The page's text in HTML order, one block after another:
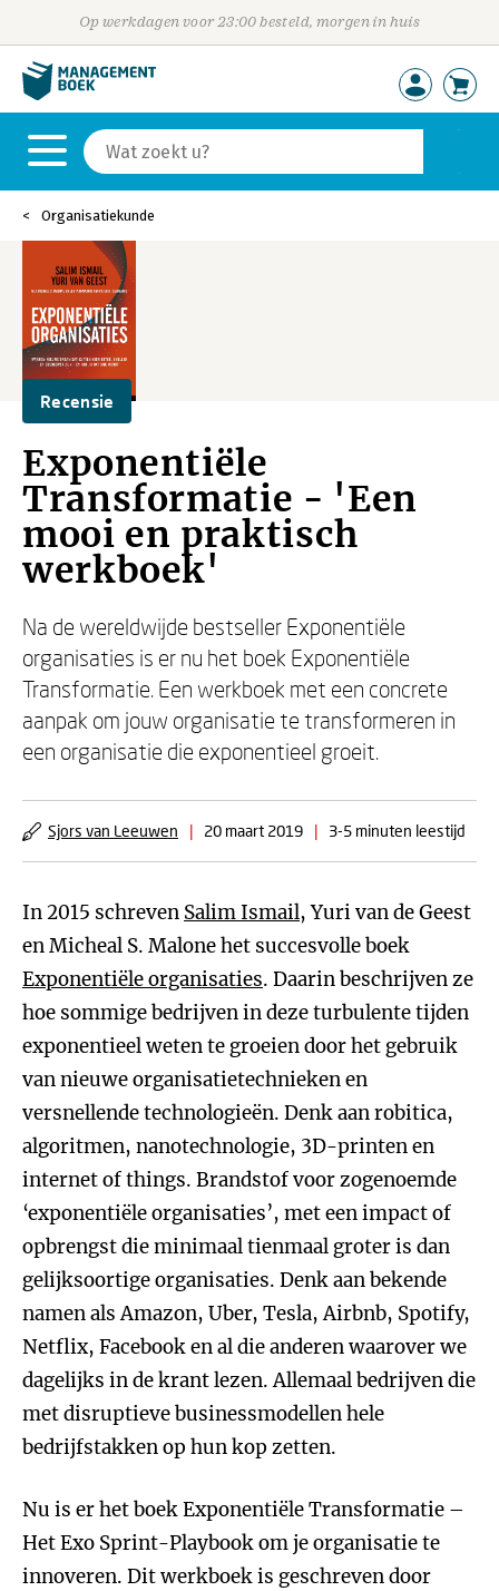
Op werkdagen voor 23:00 besteld, morgen in huis
Organisatiekunde
Recensie
Exponentiële
Transformatie - 'Een
mooi en praktisch
werkboek'
Na de wereldwijde bestseller Exponentiële
organisaties is er nu het boek Exponentiële
Transformatie. Een werkboek met een concrete
aanpak om jouw organisatie te transformeren in
een organisatie die exponentieel groeit.
Sjors van Leeuwen | 20 maart 2019 | 3-5 minuten leestijd
In 2015 schreven Salim Ismail, Yuri van de Geest
en Micheal S. Malone het succesvolle boek
Exponentiële organisaties. Daarin beschrijven ze
hoe sommige bedrijven in deze turbulente tijden
exponentieel weten te groeien door het gebruik
van nieuwe organisatietechnieken en
versnellende technologieën. Denk aan robitica,
algoritmen, nanotechnologie, 3D-printen en
internet of things. Brandstof voor zogenoemde
‘exponentiële organisaties’, met een impact of
opbrengst die minimaal tienmaal groter is dan
gelijksoortige organisaties. Denk aan bekende
namen als Amazon, Uber, Tesla, Airbnb, Spotify,
Netflix, Facebook en al die anderen waarover we
dagelijks in de krant lezen. Allemaal bedrijven die
met disruptieve businessmodellen hele
bedrijfstakken op hun kop zetten.
Nu is er het boek Exponentiële Transformatie –
Het Exo Sprint-Playbook om je organisatie te
innoveren. Dit werkboek is geschreven door